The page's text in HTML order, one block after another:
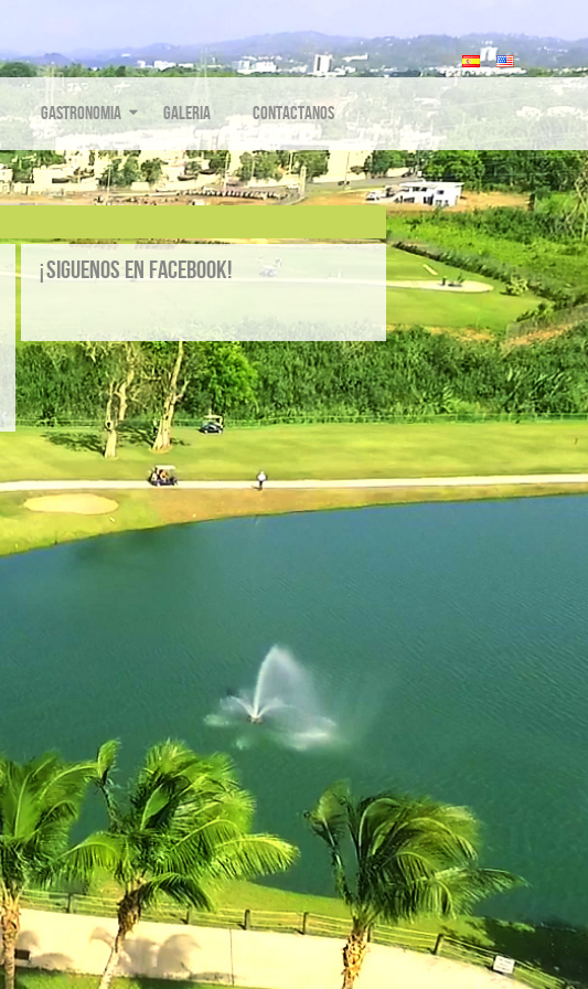
Gastronomia Galeria Contactanos
¡Siguenos en Facebook!